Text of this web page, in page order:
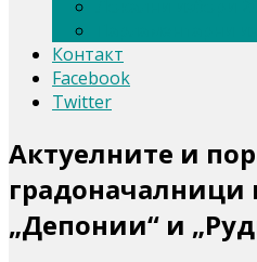
Контакт
Facebook
Twitter
Актуелните и
градоначалници
„Депонии“ и